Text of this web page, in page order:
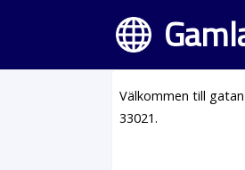
Välkommen till
33021.